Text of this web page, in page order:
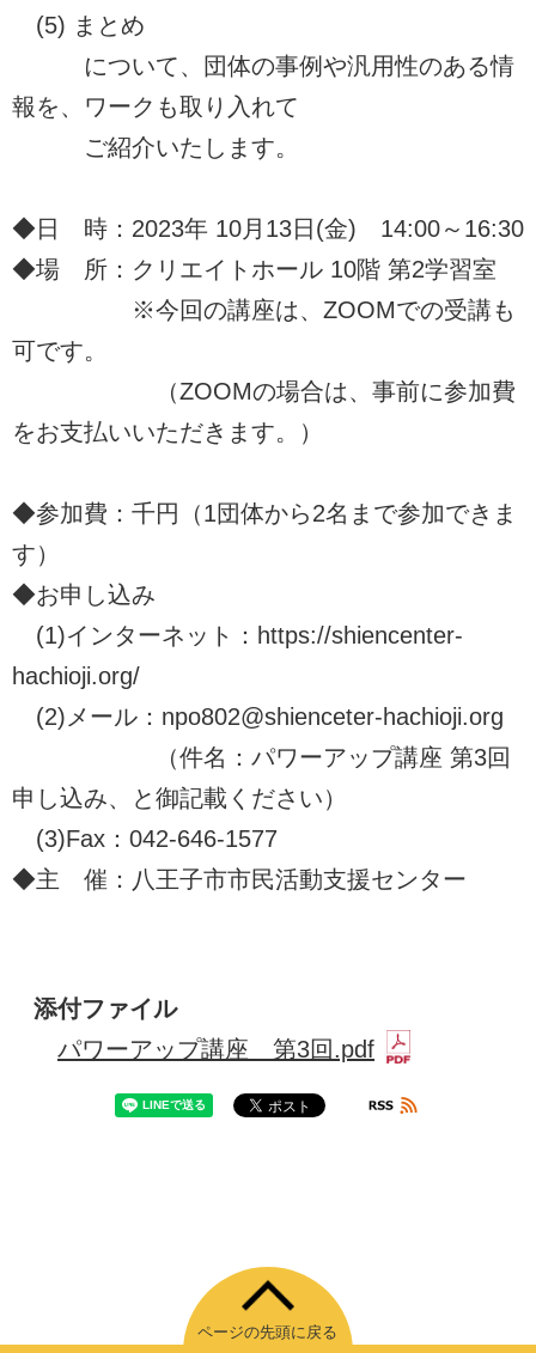
(5) まとめ
について、団体の事例や汎用性のある情
報を、ワークも取り入れて
ご紹介いたします。
◆日 時：2023年 10月13日(金) 14:00～16:30
◆場 所：クリエイトホール 10階 第2学習室
※今回の講座は、ZOOMでの受講も
可です。
（ZOOMの場合は、事前に参加費
をお支払いいただきます。）
◆参加費：千円（1団体から2名まで参加できま
す）
◆お申し込み
(1)インターネット：https://shiencenter-
hachioji.org/
(2)メール：npo802@shienceter-hachioji.org
（件名：パワーアップ講座 第3回
申し込み、と御記載ください）
(3)Fax：042-646-1577
◆主 催：八王子市市民活動支援センター
添付ファイル
パワーアップ講座 第3回.pdf
ページの先頭に戻る